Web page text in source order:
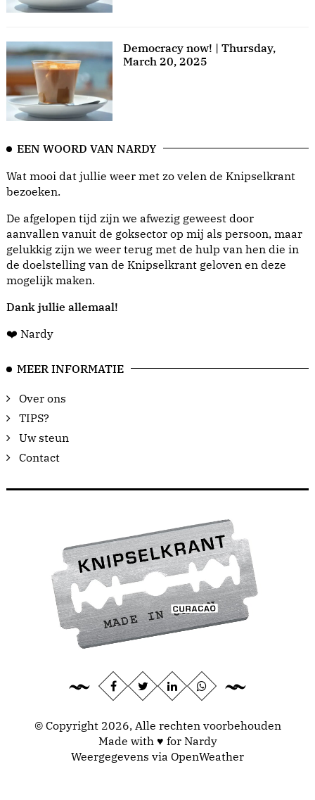
Democracy now! | Thursday,
March 20, 2025
EEN WOORD VAN NARDY
Wat mooi dat jullie weer met zo velen de Knipselkrant
bezoeken.
De afgelopen tijd zijn we afwezig geweest door
aanvallen vanuit de goksector op mij als persoon, maar
gelukkig zijn we weer terug met de hulp van hen die in
de doelstelling van de Knipselkrant geloven en deze
mogelijk maken.
Dank jullie allemaal!
❤️ Nardy
MEER INFORMATIE
Over ons
TIPS?
Uw steun
Contact
© Copyright 2026, Alle rechten voorbehouden
Made with ♥ for Nardy
Weergegevens via OpenWeather